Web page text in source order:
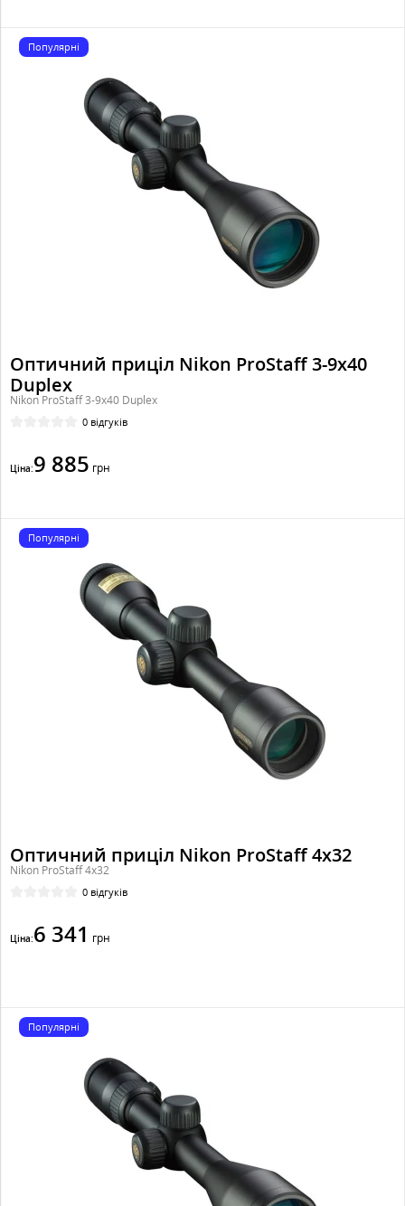
Популярні
Оптичний приціл Nikon ProStaff 3-9x40
Duplex
Nikon ProStaff 3-9x40 Duplex
0 відгуків
Ціна:9 885 грн
Популярні
Оптичний приціл Nikon ProStaff 4x32
Nikon ProStaff 4x32
0 відгуків
Ціна:6 341 грн
Популярні